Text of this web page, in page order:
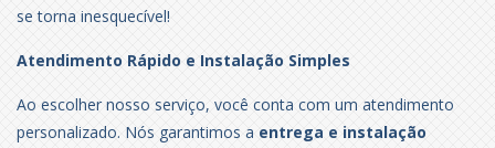
se torna inesquecível!
Atendimento Rápido e Instalação Simples
Ao escolher nosso serviço, você conta com um atendimento
personalizado. Nós garantimos a entrega e instalação